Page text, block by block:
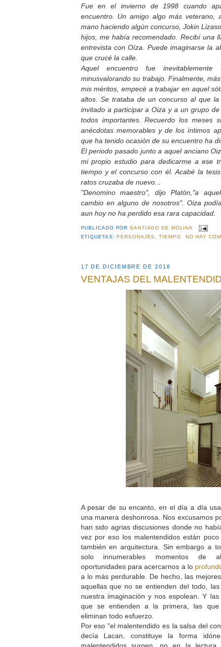
Fue en el invierno de 1998 cuando
encuentro. Un amigo algo más veterano,
mano haciendo algún concurso, Jokin
hijos, me había recomendado. Recibí una
entrevista con Oíza. Puede imaginarse la
que crucé la calle.
Aquel encuentro fue
minusvalorando su trabajo. Finalmente,
mis méritos, empecé a trabajar en aquel
altos. Se trataba de un concurso al que
invitado a participar a Oiza y a un grupo
todos importantes. Recuerdo los meses
anécdotas memorables y de los íntimos
que ha tenido ocasión de su encuentro ha
El periodo pasado junto a aquel anciano
mi propio estudio para dedicarme a ese
tiempo y el concurso con él. Acabé la
ratos cruzaba de nuevo...
"Denomino maestro", dijo Platón,"a
cambio en alguno de nosotros". Oiza
aun hoy no ha perdido esa rara capacidad.
PUBLICADO PORSANTIAGO DE MOLINA
ETIQUETAS:PERSONAJES ,TIEMPO NO HAY
17 DE DICIEMBRE DE 2018
VENTAJAS DEL
A pesar de su encanto, en el día a día
una manera deshonrosa. Nos excusamos
han sido agrias discusiones donde no
vez por eso los malentendidos están
también en arquitectura. Sin embargo a
solo innumerables momentos de
oportunidades para acercarnos a lo
a lo más perdurable. De hecho, las
aquellas que no se entienden del todo,
nuestra imaginación y nos espolean. Y
que se entienden a la primera, las
eliminan todo esfuerzo.
Por eso "el malentendido es la salsa del
decía Lacan, constituye la forma